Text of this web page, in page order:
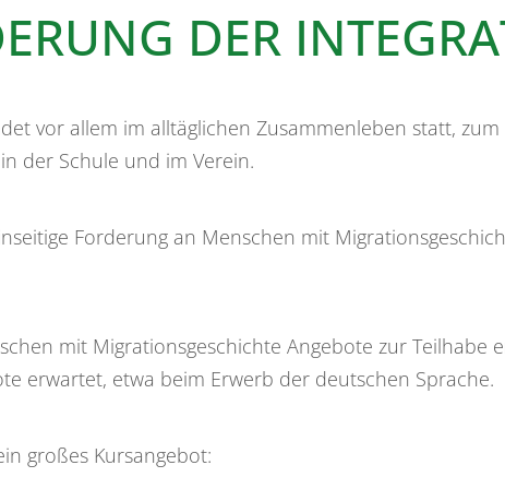
DER
vor allem im alltäglichen Zusammenleben statt,
der Schule und im Verein.
Forderung an Menschen mit
mit Migrationsgeschichte Angebote zur
erwartet, etwa beim Erwerb der deutschen Sprache.
großes Kursangebot: